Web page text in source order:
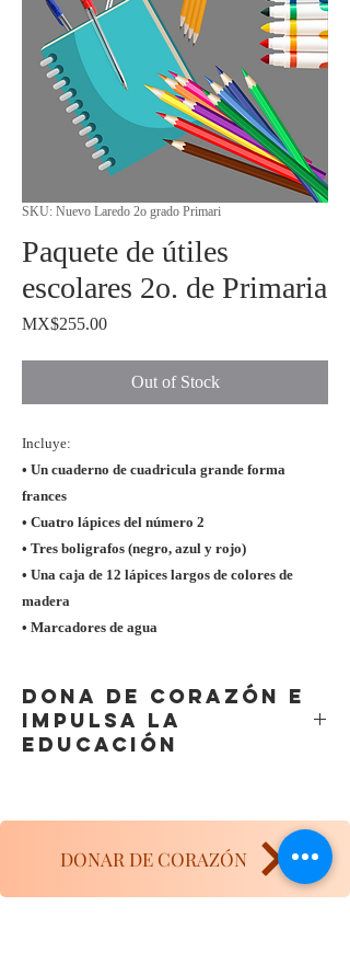
SKU: Nuevo Laredo 2o grado Primari
Paquete de útiles
escolares 2o. de Primaria
MX$255.00Price
Out of Stock
Incluye:
• Un cuaderno de cuadricula grande forma
frances
• Cuatro lápices del número 2
• Tres boligrafos (negro, azul y rojo)
• Una caja de 12 lápices largos de colores de
madera
• Marcadores de agua
DONA DE CORAZÓN E
IMPULSA LA
EDUCACIÓN
Tu donativo es deducible de impuestos*
Solicita tu recibo a
donativos@fundacionmilagrosdeamor.org
Adjunta tu constancia de situación fiscal y nota
DONAR DE CORAZÓN